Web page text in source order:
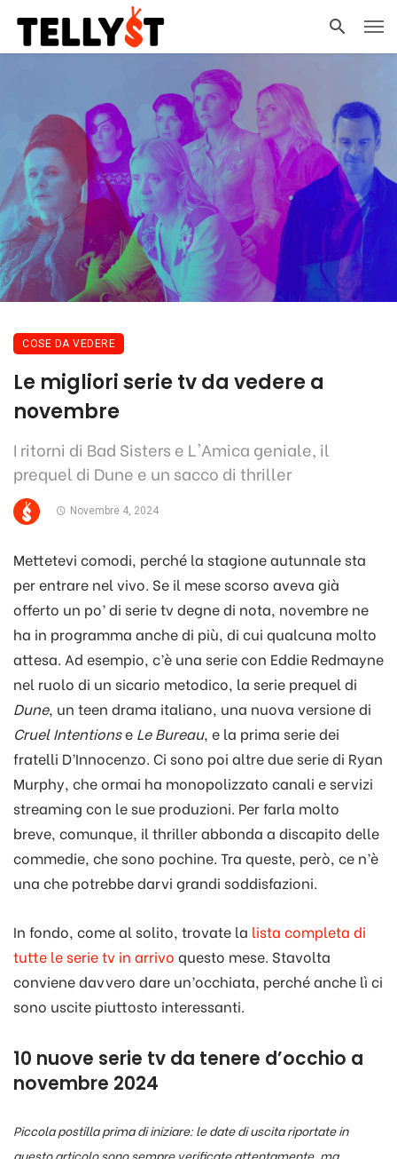
COSE DA VEDERE
Le migliori serie tv da vedere a
novembre
I ritorni di Bad Sisters e L'Amica geniale, il
prequel di Dune e un sacco di thriller
Novembre 4, 2024
Mettetevi comodi, perché la stagione autunnale sta
per entrare nel vivo. Se il mese scorso aveva già
offerto un po’ di serie tv degne di nota, novembre ne
ha in programma anche di più, di cui qualcuna molto
attesa. Ad esempio, c’è una serie con Eddie Redmayne
nel ruolo di un sicario metodico, la serie prequel di
Dune, un teen drama italiano, una nuova versione di
Cruel Intentionse Le Bureau, e la prima serie dei
fratelli D’Innocenzo. Ci sono poi altre due serie di Ryan
Murphy, che ormai ha monopolizzato canali e servizi
streaming con le sue produzioni. Per farla molto
breve, comunque, il thriller abbonda a discapito delle
commedie, che sono pochine. Tra queste, però, ce n’è
una che potrebbe darvi grandi soddisfazioni.
In fondo, come al solito, trovate la lista completa di
tutte le serie tv in arrivo questo mese. Stavolta
conviene davvero dare un’occhiata, perché anche lì ci
sono uscite piuttosto interessanti.
10 nuove serie tv da tenere d’occhio a
novembre 2024
Piccola postilla prima di iniziare: le date di uscita riportate in
questo articolo sono sempre verificate attentamente, ma